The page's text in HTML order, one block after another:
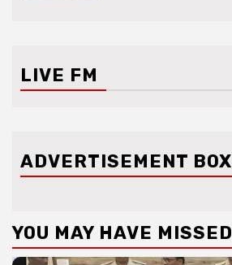
LIVE FM
ADVERTISEMENT BOX
YOU MAY HAVE MISSED